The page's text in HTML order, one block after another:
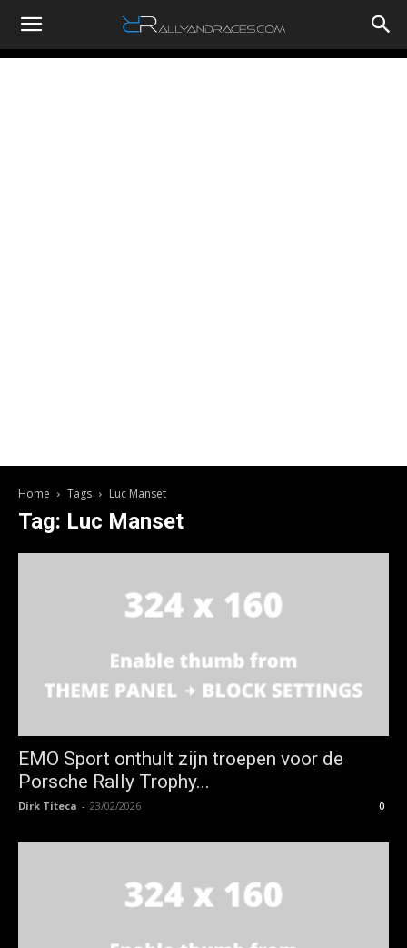
RallyandRaces.com
Home Tags Luc Manset
Tag: Luc Manset
EMO Sport onthult zijn troepen voor de
Porsche Rally Trophy...
Dirk Titeca - 23/02/2026 0